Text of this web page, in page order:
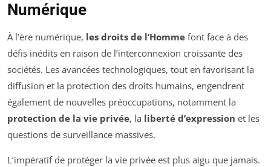
Numérique
À l’ère numérique, les droits de l’Homme font face à des
défis inédits en raison de l’interconnexion croissante des
sociétés. Les avancées technologiques, tout en favorisant la
diffusion et la protection des droits humains, engendrent
également de nouvelles préoccupations, notamment la
protection de la vie privée, la liberté d’expression et les
questions de surveillance massives.
L’impératif de protéger la vie privée est plus aigu que jamais.